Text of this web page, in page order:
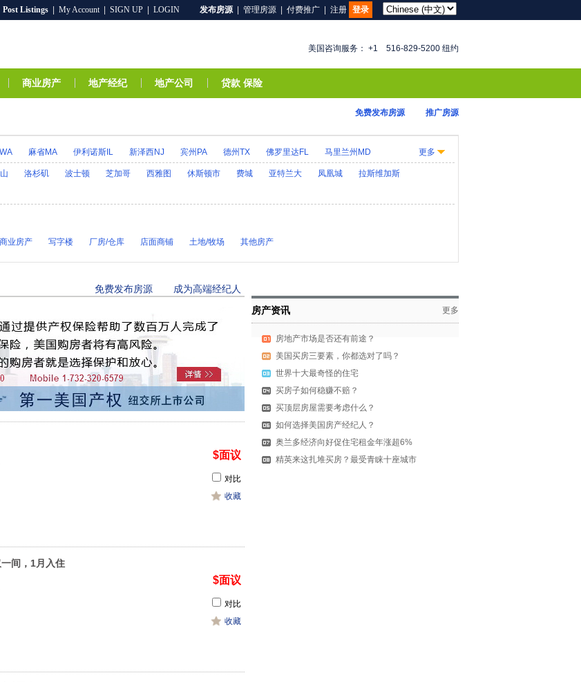
Post Listings My Account SIGN UP LOGIN 发布房源 管理房源 付费推广 注册 登录
美国咨询服务： +1 516-829-5200 纽约
商业房产 地产经纪 地产公司 贷款 保险
免费发布房源 推广房源
麻省MA 伊利诺斯IL 新泽西NJ 宾州PA 德州TX 佛罗里达FL 马里兰州MD
阿拉斯加AK 印第安那IN 爱荷华IA 堪萨斯KS 肯塔基KY 路易斯安那LA 缅因州ME
更多
洛杉矶 波士顿 芝加哥 西雅图 休斯顿市 费城 亚特兰大 凤凰城
拉斯维加斯
商业房产 写字楼 厂房/仓库 店面商铺 土地/牧场 其他房产
免费发布房源 成为高端经纪人
$面议
对比
收藏
间，1月入住
$面议
对比
收藏
房产资讯 更多
房地产市场是否还有前途？
美国买房三要素，你都选对了吗？
世界十大最奇怪的住宅
买房子如何稳赚不赔？
买顶层房屋需要考虑什么？
如何选择美国房产经纪人？
奥兰多经济向好促住宅租金年涨超6%
精英来这扎堆买房？最受青睐十座城市